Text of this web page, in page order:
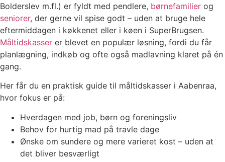
Bolderslev m.fl.) er fyldt med pendlere, børnefamilier og
seniorer, der gerne vil spise godt – uden at bruge hele
eftermiddagen i køkkenet eller i køen i SuperBrugsen.
Måltidskasser er blevet en populær løsning, fordi du får
planlægning, indkøb og ofte også madlavning klaret på én
gang.
Her får du en praktisk guide til måltidskasser i Aabenraa,
hvor fokus er på:
Hverdagen med job, børn og foreningsliv
Behov for hurtig mad på travle dage
Ønske om sundere og mere varieret kost – uden at
det bliver besværligt